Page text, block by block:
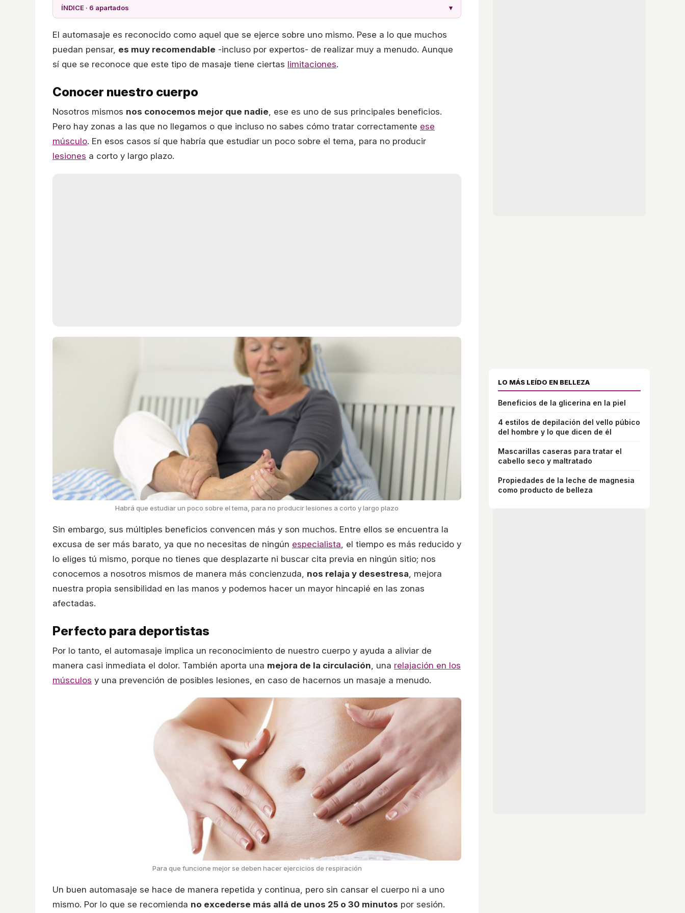
ÍNDICE · 6 apartados ▾
El automasaje es reconocido como aquel que se ejerce sobre uno mismo. Pese a lo que muchos
puedan pensar, es muy recomendable -incluso por expertos- de realizar muy a menudo. Aunque
sí que se reconoce que este tipo de masaje tiene ciertas limitaciones.
Conocer nuestro cuerpo
Nosotros mismos nos conocemos mejor que nadie , ese es uno de sus principales beneficios.
Pero hay zonas a las que no llegamos o que incluso no sabes cómo tratar correctamente ese
músculo. En esos casos sí que habría que estudiar un poco sobre el tema, para no producir
lesiones a corto y largo plazo.
Habrá que estudiar un poco sobre el tema, para no producir lesiones a corto y largo plazo
Sin embargo, sus múltiples beneficios convencen más y son muchos. Entre ellos se encuentra la
excusa de ser más barato, ya que no necesitas de ningún especialista , el tiempo es más reducido y
lo eliges tú mismo, porque no tienes que desplazarte ni buscar cita previa en ningún sitio; nos
conocemos a nosotros mismos de manera más concienzuda, nos relaja y desestresa , mejora
nuestra propia sensibilidad en las manos y podemos hacer un mayor hincapié en las zonas
afectadas.
Perfecto para deportistas
Por lo tanto, el automasaje implica un reconocimiento de nuestro cuerpo y ayuda a aliviar de
manera casi inmediata el dolor. También aporta una mejora de la circulación , una relajación en los
músculos y una prevención de posibles lesiones, en caso de hacernos un masaje a menudo.
Para que funcione mejor se deben hacer ejercicios de respiración
Un buen automasaje se hace de manera repetida y continua, pero sin cansar el cuerpo ni a uno
mismo. Por lo que se recomienda no excederse más allá de unos 25 o 30 minutos por sesión.
LO MÁS LEÍDO EN BELLEZA
Beneficios de la glicerina en la piel
4 estilos de depilación del vello púbico
del hombre y lo que dicen de él
Mascarillas caseras para tratar el
cabello seco y maltratado
Propiedades de la leche de magnesia
como producto de belleza